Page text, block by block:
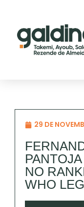
29 DE
NO
WHO